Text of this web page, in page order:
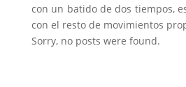
con un batido de dos tiempos,
con el resto de movimientos
Sorry, no posts were found.